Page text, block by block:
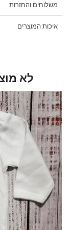
משלוחים והחזרות
איכות המוצרים
לא